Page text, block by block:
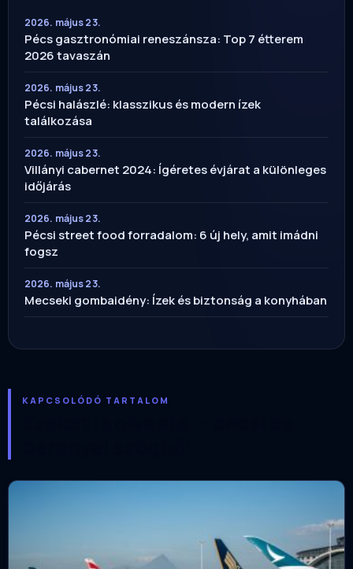
2026. május 23.
Pécs gasztronómiai reneszánsza: Top 7 étterem
2026 tavaszán
2026. május 23.
Pécsi halászlé: klasszikus és modern ízek
találkozása
2026. május 23.
Villányi cabernet 2024: Ígéretes évjárat a különleges
időjárás
2026. május 23.
Pécsi street food forradalom: 6 új hely, amit imádni
fogsz
2026. május 23.
Mecseki gombaidény: Ízek és biztonság a konyhában
KAPCSOLÓDÓ TARTALOM